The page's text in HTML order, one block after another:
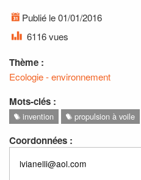
Publié le 01/01/2016
6116 vues
Thème :
Ecologie - environnement
Mots-clés :
invention propulsion à voile
Coordonnées :
lvianelli@aol.com